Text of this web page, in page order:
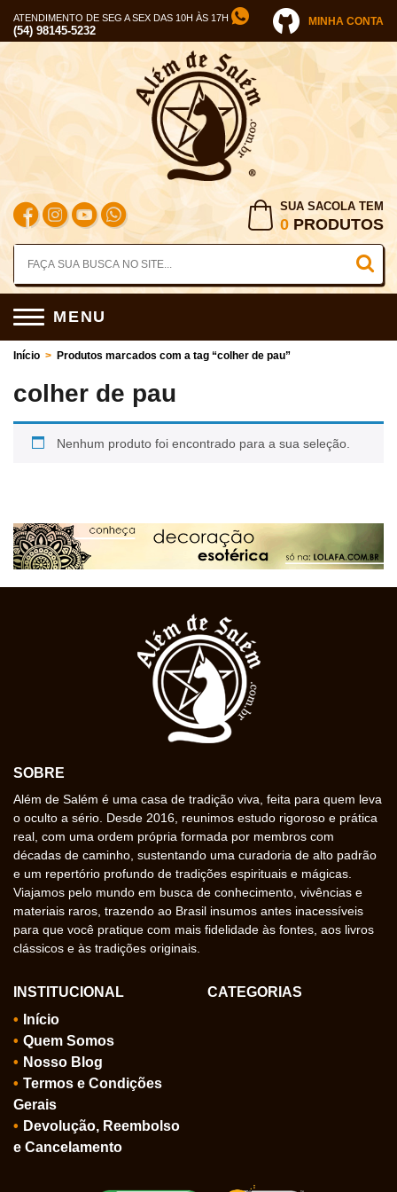
ATENDIMENTO DE SEG A SEX DAS 10H ÀS 17H
(54) 98145-5232
MINHA CONTA
SUA SACOLA TEM
0 PRODUTOS
MENU
Início > Produtos marcados com a tag “colher de pau”
colher de pau
Nenhum produto foi encontrado para a sua seleção.
SOBRE
Além de Salém é uma casa de tradição viva, feita para quem leva
o oculto a sério. Desde 2016, reunimos estudo rigoroso e prática
real, com uma ordem própria formada por membros com
décadas de caminho, sustentando uma curadoria de alto padrão
e um repertório profundo de tradições espirituais e mágicas.
Viajamos pelo mundo em busca de conhecimento, vivências e
materiais raros, trazendo ao Brasil insumos antes inacessíveis
para que você pratique com mais fidelidade às fontes, aos livros
clássicos e às tradições originais.
INSTITUCIONAL
Início
Quem Somos
Nosso Blog
Termos e Condições
Gerais
Devolução, Reembolso
e Cancelamento
CATEGORIAS